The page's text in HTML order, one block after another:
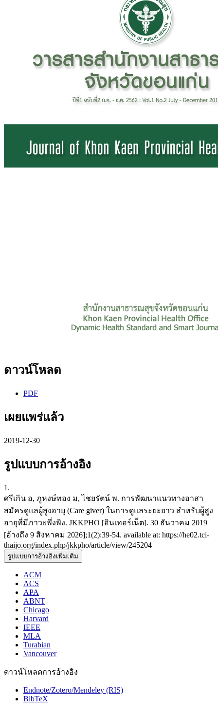
ดาวน์โหลด
PDF
เผยแพร่แล้ว
2019-12-30
รูปแบบการอ้างอิง
1.
ศรีเกิน อ, ภูหงษ์ทอง ม, ไชยรัตน์ พ. การพัฒนาแนวทางอาสา
สมัครดูแลผู้สูงอายุ (Care giver) ในการดูแลระยะยาว สำหรับผู้สูง
อายุที่มีภาวะพึ่งพิง. JKKPHO [อินเทอร์เน็ต]. 30 ธันวาคม 2019
[อ้างถึง 9 สิงหาคม 2026];1(2):39-54. available at: https://he02.tci-
thaijo.org/index.php/jkkpho/article/view/245204
รูปแบบการอ้างอิงเพิ่มเติม
ACM
ACS
APA
ABNT
Chicago
Harvard
IEEE
MLA
Turabian
Vancouver
ดาวน์โหลดการอ้างอิง
Endnote/Zotero/Mendeley (RIS)
BibTeX